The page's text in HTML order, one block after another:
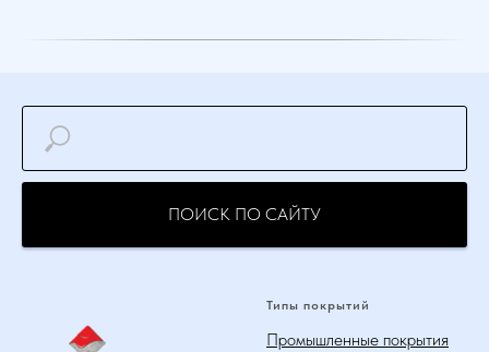
ПОИСК ПО САЙТУ
Типы покрытий
Промышленные покрытия